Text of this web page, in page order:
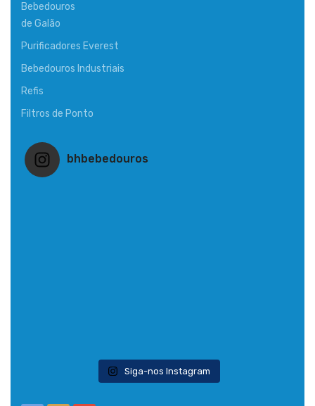
Bebedouros
de Galão
Purificadores Everest
Bebedouros Industriais
Refis
Filtros de Ponto
bhbebedouros
Siga-nos Instagram